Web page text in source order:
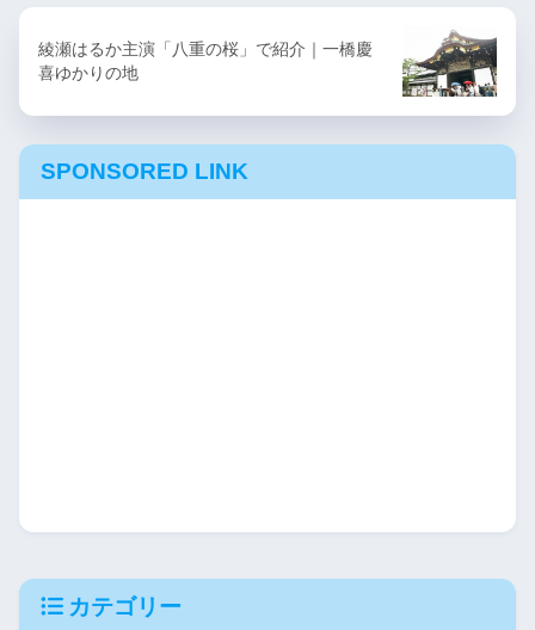
綾瀬はるか主演「八重の桜」で紹介｜一橋慶
喜ゆかりの地
SPONSORED LINK
カテゴリー